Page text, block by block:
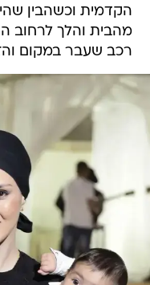
הקדמית וכשהבין
מהבית והלך לרחוב
רכב שעבר במקום